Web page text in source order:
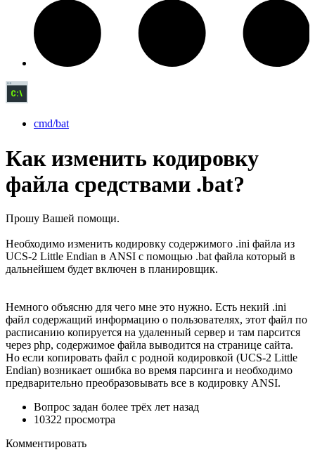
cmd/bat
Как изменить кодировку
файла средствами .bat?
Прошу Вашей помощи.
Необходимо изменить кодировку содержимого .ini файла из
UCS-2 Little Endian в ANSI с помощью .bat файла который в
дальнейшем будет включен в планировщик.
Немного объясню для чего мне это нужно. Есть некий .ini
файл содержащий информацию о пользователях, этот файл по
расписанию копируется на удаленный сервер и там парсится
через php, содержимое файла выводится на странице сайта.
Но если копировать файл с родной кодировкой (UCS-2 Little
Endian) возникает ошибка во время парсинга и необходимо
предварительно преобразовывать все в кодировку ANSI.
Вопрос задан более трёх лет назад
10322 просмотра
Комментировать